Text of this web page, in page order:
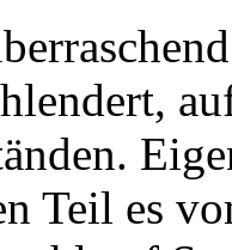
Teil es